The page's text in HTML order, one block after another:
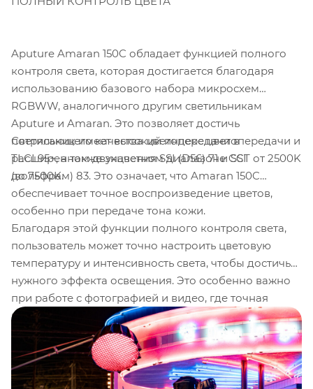
Aputure Amaran 150C обладает функцией полного
контроля света, которая достигается благодаря
использованию базового набора микросхем
RGBWW, аналогичного другим светильникам
Aputure и Amaran. Это позволяет достичь
потрясающего качества цветопередачи в
расширенном двухцветном диапазоне CCT от 2500K
до 7500K.
Светильник имеет высокий индекс цветопередачи и
TLCI 95+, а также значения SSI (D56) 71 и SSI
(вольфрам) 83. Это означает, что Amaran 150C
обеспечивает точное воспроизведение цветов,
особенно при передаче тона кожи.
Благодаря этой функции полного контроля света,
пользователь может точно настроить цветовую
температуру и интенсивность света, чтобы достичь
нужного эффекта освещения. Это особенно важно
при работе с фотографией и видео, где точная
передача цвета является ключевым аспектом. С
Amaran 150C вы можете быть уверены, что ваши
объекты будут освещены с высокой точностью и
естественностью цветовых тонов.